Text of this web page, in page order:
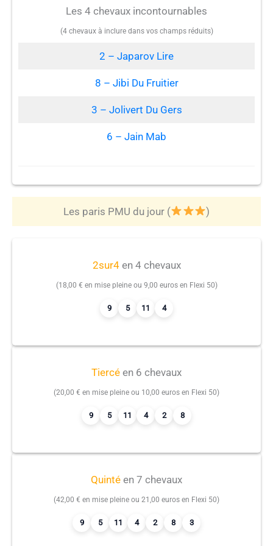
Les 4 chevaux incontournables
(4 chevaux à inclure dans vos champs réduits)
2 – Japarov Lire
8 – Jibi Du Fruitier
3 – Jolivert Du Gers
6 – Jain Mab
Les paris PMU du jour ( )
2sur4en 4 chevaux
(18,00 € en mise pleine ou 9,00 euros en Flexi 50)
9 5 11 4
Tiercé en 6 chevaux
(20,00 € en mise pleine ou 10,00 euros en Flexi 50)
9 5 11 4 2 8
Quinté en 7 chevaux
(42,00 € en mise pleine ou 21,00 euros en Flexi 50)
9 5 11 4 2 8 3